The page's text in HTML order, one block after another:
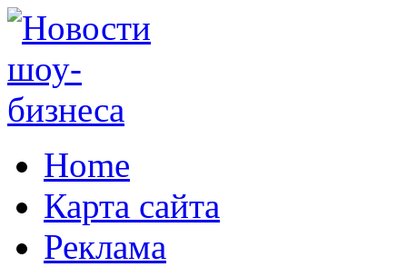
Home
Карта сайта
Реклама